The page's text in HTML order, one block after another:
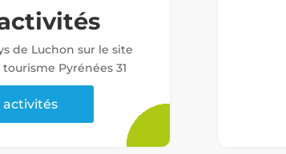
de Luchon sur le site
Pyrénées 31
activités